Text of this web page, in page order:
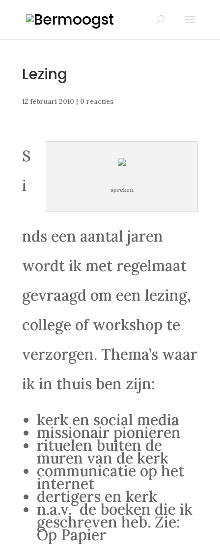
Lezing
12 februari 2010 | 0 reacties
spreken
S
i
nds een aantal jaren
wordt ik met regelmaat
gevraagd om een lezing,
college of workshop te
verzorgen. Thema’s waar
ik in thuis ben zijn:
kerk en social media
missionair pionieren
rituelen buiten de
muren van de kerk
communicatie op het
internet
dertigers en kerk
n.a.v. de boeken die ik
geschreven heb. Zie:
Op Papier